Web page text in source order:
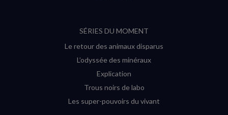
SÉRIES DU MOMENT
Le retour des animaux disparus
L’odyssée des minéraux
Explication
Trous noirs de labo
Les super-pouvoirs du vivant